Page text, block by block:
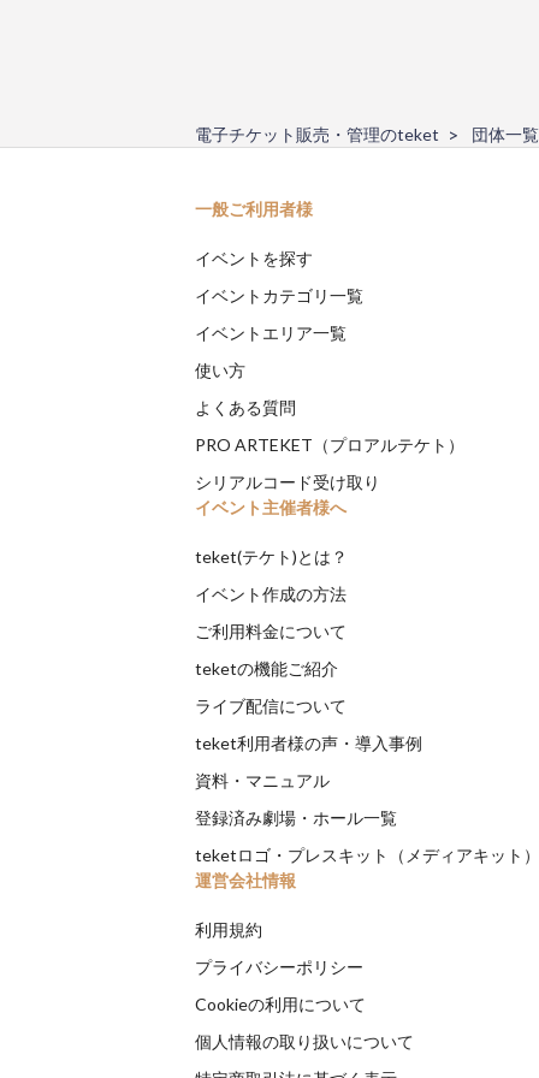
電子チケット販売・管理のteket 団体一覧
一般ご利用者様
イベントを探す
イベントカテゴリ一覧
イベントエリア一覧
使い方
よくある質問
PRO ARTEKET（プロアルテケト）
シリアルコード受け取り
イベント主催者様へ
teket(テケト)とは？
イベント作成の方法
ご利用料金について
teketの機能ご紹介
ライブ配信について
teket利用者様の声・導入事例
資料・マニュアル
登録済み劇場・ホール一覧
teketロゴ・プレスキット（メディアキット）
運営会社情報
利用規約
プライバシーポリシー
Cookieの利用について
個人情報の取り扱いについて